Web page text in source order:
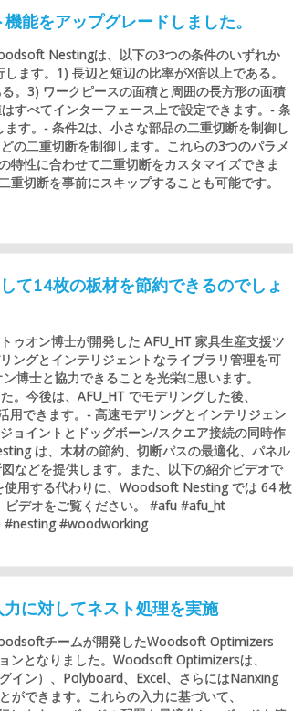
能をアップグレードしました。
Nestingは、以下の3つの条件のいずれか
ます。1) 長辺と短辺の比率がX倍以上である。
。3) ワークピースの面積と周囲の長方形の面積
すべてインターフェース上で設定できます。- 条
す。- 条件2は、小さな部品の二重切断を制御し
の二重切断を制御します。これらの3つのパラメ
特性に合わせて二重切断をカスタマイズできま
切断を事前にスキップすることも可能です。
て14枚の板材を節約できるのでしょ
ゥオン博士が開発した AFU_HT 家具生産支援ツ
ングとインテリジェントなライブラリ管理を可
博士と協力できることを光栄に思います。
今後は、AFU_HT でモデリングした後、
できます。- 高速モデリングとインテリジェン
ョイントとドッグボーン/スクエア接続の同時作
は、木材の節約、切断パスの最適化、パネル
などを提供します。また、以下の紹介ビデオで
用する代わりに、Woodsoft Nesting では 64 枚
ビデオをご覧ください。 #afu #afu_ht
#woodworking
に対してネスト処理を実施
チームが開発したWoodsoft Optimizers
ンとなりました。Woodsoft Optimizersは、
イン）、Polyboard、Excel、さらにはNanxing
できます。これらの入力に基づいて、